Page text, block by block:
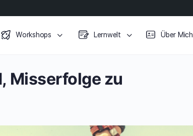
Workshops Lernwelt Über Mich
Misserfolge zu